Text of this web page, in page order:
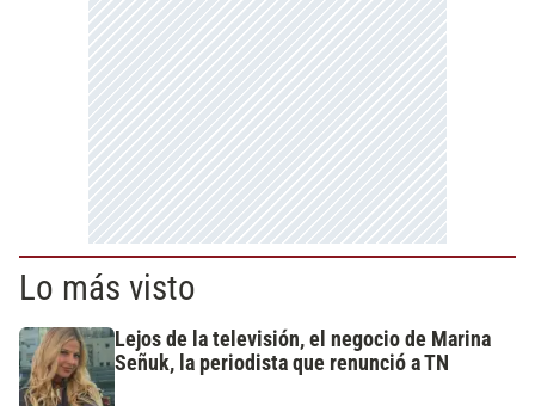
Lo más visto
Lejos de la televisión, el negocio de Marina
Señuk, la periodista que renunció a TN